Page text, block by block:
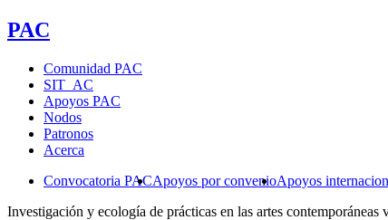
PAC
Comunidad PAC
SIT_AC
Apoyos PAC
Nodos
Patronos
Acerca
Convocatoria PACApoyos por convenioApoyos
Investigación y ecología de prácticas en las artes